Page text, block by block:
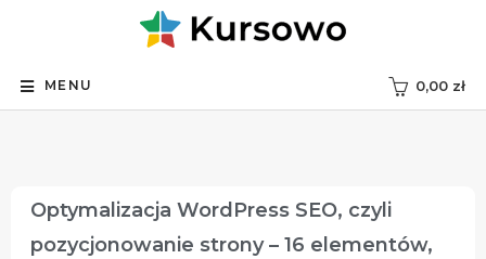
MENU 0,00 zł
Optymalizacja WordPress SEO, czyli
pozycjonowanie strony – 16 elementów,